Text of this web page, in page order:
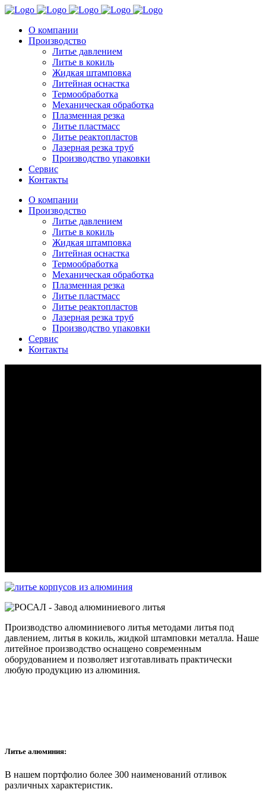
О компании
Производство
Литье давлением
Литье в кокиль
Жидкая штамповка
Литейная оснастка
Термообработка
Механическая обработка
Плазменная резка
Литье пластмасс
Литье реактопластов
Лазерная резка труб
Производство упаковки
Сервис
Контакты
О компании
Производство
Литье давлением
Литье в кокиль
Жидкая штамповка
Литейная оснастка
Термообработка
Механическая обработка
Плазменная резка
Литье пластмасс
Литье реактопластов
Лазерная резка труб
Производство упаковки
Сервис
Контакты
Производство алюминиевого литья методами литья под
давлением, литья в кокиль, жидкой штамповки металла. Наше
литейное производство оснащено современным
оборудованием и позволяет изготавливать практически
любую продукцию из алюминия.
Литье алюминия:
В нашем портфолио более 300 наименований отливок
различных характеристик.